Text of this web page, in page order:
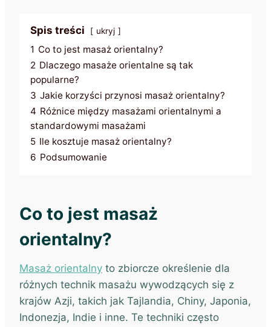
Spis treści ukryj
1 Co to jest masaż orientalny?
2 Dlaczego masaże orientalne są tak
popularne?
3 Jakie korzyści przynosi masaż orientalny?
4 Różnice między masażami orientalnymi a
standardowymi masażami
5 Ile kosztuje masaż orientalny?
6 Podsumowanie
Co to jest masaż
orientalny?
Masaż orientalny to zbiorcze określenie dla
różnych technik masażu wywodzących się z
krajów Azji, takich jak Tajlandia, Chiny, Japonia,
Indonezja, Indie i inne. Te techniki często